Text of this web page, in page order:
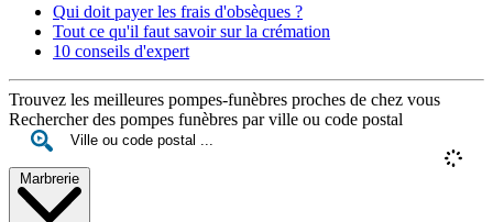
Qui doit payer les frais d'obsèques ?
Tout ce qu'il faut savoir sur la crémation
10 conseils d'expert
Trouvez les meilleures pompes-funèbres proches de chez vous
Rechercher des pompes funèbres par ville ou code postal
Marbrerie